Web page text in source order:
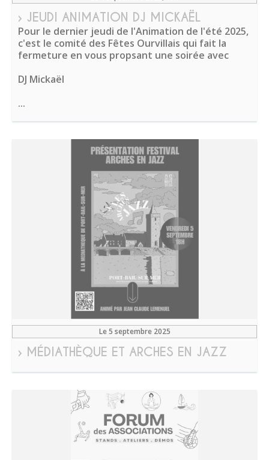
› JEUDI ANIMATION DJ MICKAËL
Pour le dernier jeudi de l'Animation de l'été 2025,
c'est le comité des Fêtes Ourvillais qui fait la
fermeture en vous propsant une soirée avec
DJ Mickaël
...
Le 5 septembre 2025
› MÉDIATHÈQUE ET ARCHES EN JAZZ